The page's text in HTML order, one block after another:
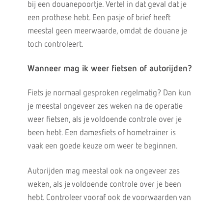
bij een douanepoortje. Vertel in dat geval dat je
een prothese hebt. Een pasje of brief heeft
meestal geen meerwaarde, omdat de douane je
toch controleert.
Wanneer mag ik weer fietsen of autorijden?
Fiets je normaal gesproken regelmatig? Dan kun
je meestal ongeveer zes weken na de operatie
weer fietsen, als je voldoende controle over je
been hebt. Een damesfiets of hometrainer is
vaak een goede keuze om weer te beginnen.
Autorijden mag meestal ook na ongeveer zes
weken, als je voldoende controle over je been
hebt. Controleer vooraf ook de voorwaarden van